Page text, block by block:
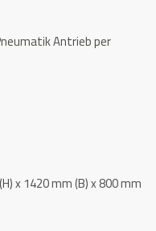
Antrieb per
x 1420 mm (B) x 800 mm